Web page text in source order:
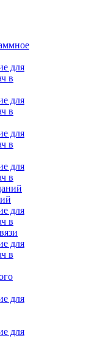
для
в
для
в
для
в
для
в
для
в
для
в
для
для